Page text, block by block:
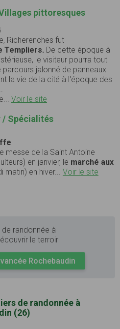
pittoresques
Richerenches fut
Templiers. De cette époque à
le visiteur pourra tout
jalonné de panneaux
la vie de la cité à l'époque des
Voir le site
Spécialités
messe de la Saint Antoine
en janvier, le marché aux
matin) en hiver... Voir le site
randonnée à
le terroir
Rochebaudin
de randonnée à
(26)